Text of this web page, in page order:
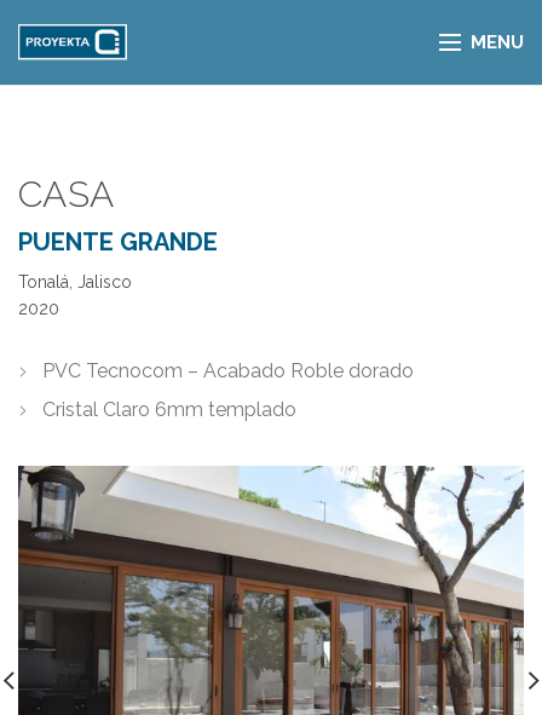
MENU
CASA
PUENTE GRANDE
Tonalá, Jalisco
2020
PVC Tecnocom – Acabado Roble dorado
Cristal Claro 6mm templado